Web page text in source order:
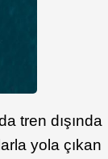
tren dışında
yola çıkan